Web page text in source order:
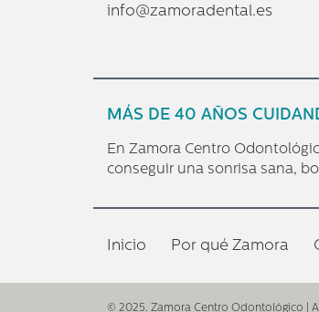
info@zamoradental.es
MÁS DE 40 AÑOS
En Zamora Centro
conseguir una sonrisa sana,
Inicio Por qué Zamora
© 2025. Zamora Centro Odontológico |